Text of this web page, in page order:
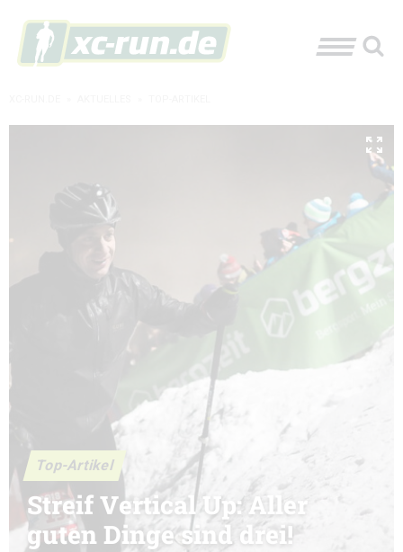
Top-Artikel
Streif Vertical Up: Aller
guten Dinge sind drei!